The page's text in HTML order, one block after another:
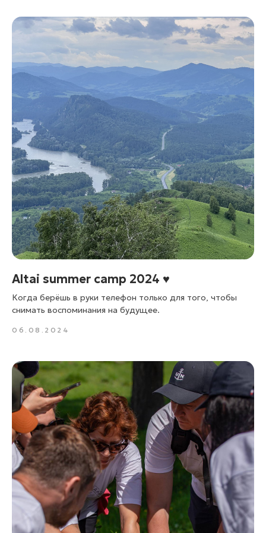
Altai summer camp 2024 ♥️
Когда берёшь в руки телефон только для того, чтобы
снимать воспоминания на будущее.
06.08.2024